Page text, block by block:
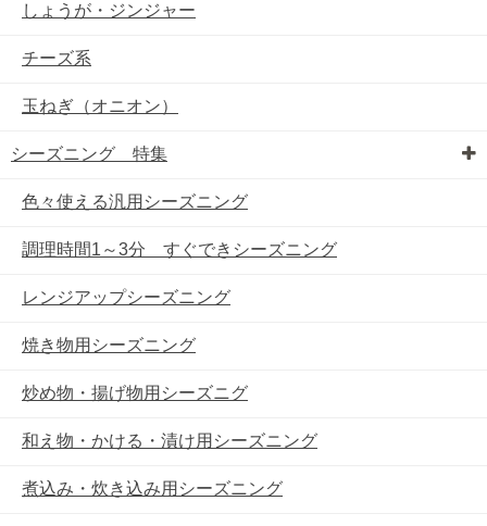
しょうが・ジンジャー
チーズ系
玉ねぎ（オニオン）
シーズニング 特集
色々使える汎用シーズニング
調理時間1～3分 すぐできシーズニング
レンジアップシーズニング
焼き物用シーズニング
炒め物・揚げ物用シーズニグ
和え物・かける・漬け用シーズニング
煮込み・炊き込み用シーズニング